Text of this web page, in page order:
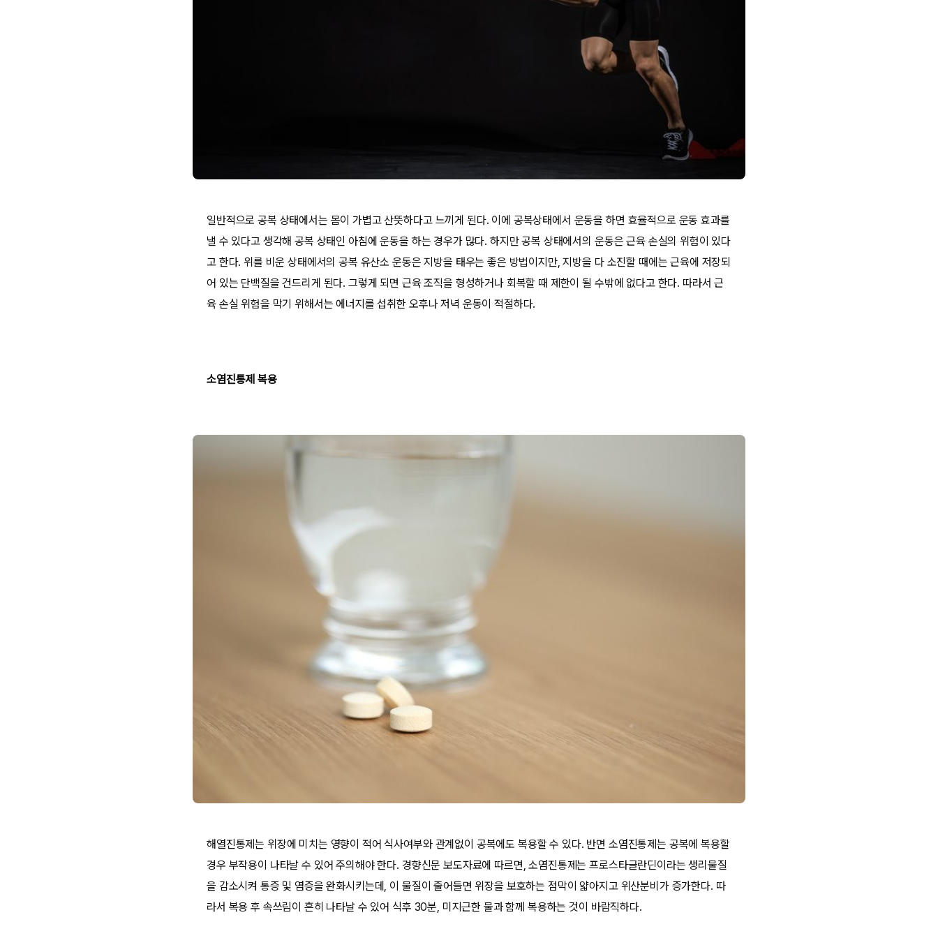
일반적으로 공복 상태에서는 몸이 가볍고 산뜻하다고 느끼게 된다. 이에 공복상태에서 운동을 하면 효율적으로 운동 효과를
낼 수 있다고 생각해 공복 상태인 아침에 운동을 하는 경우가 많다. 하지만 공복 상태에서의 운동은 근육 손실의 위험이 있다
고 한다. 위를 비운 상태에서의 공복 유산소 운동은 지방을 태우는 좋은 방법이지만, 지방을 다 소진할 때에는 근육에 저장되
어 있는 단백질을 건드리게 된다. 그렇게 되면 근육 조직을 형성하거나 회복할 때 제한이 될 수밖에 없다고 한다. 따라서 근
육 손실 위험을 막기 위해서는 에너지를 섭취한 오후나 저녁 운동이 적절하다.
소염진통제 복용
해열진통제는 위장에 미치는 영향이 적어 식사여부와 관계없이 공복에도 복용할 수 있다. 반면 소염진통제는 공복에 복용할
경우 부작용이 나타날 수 있어 주의해야 한다. 경향신문 보도자료에 따르면, 소염진통제는 프로스타글란딘이라는 생리물질
을 감소시켜 통증 및 염증을 완화시키는데, 이 물질이 줄어들면 위장을 보호하는 점막이 얇아지고 위산분비가 증가한다. 따
라서 복용 후 속쓰림이 흔히 나타날 수 있어 식후 30분, 미지근한 물과 함께 복용하는 것이 바람직하다.